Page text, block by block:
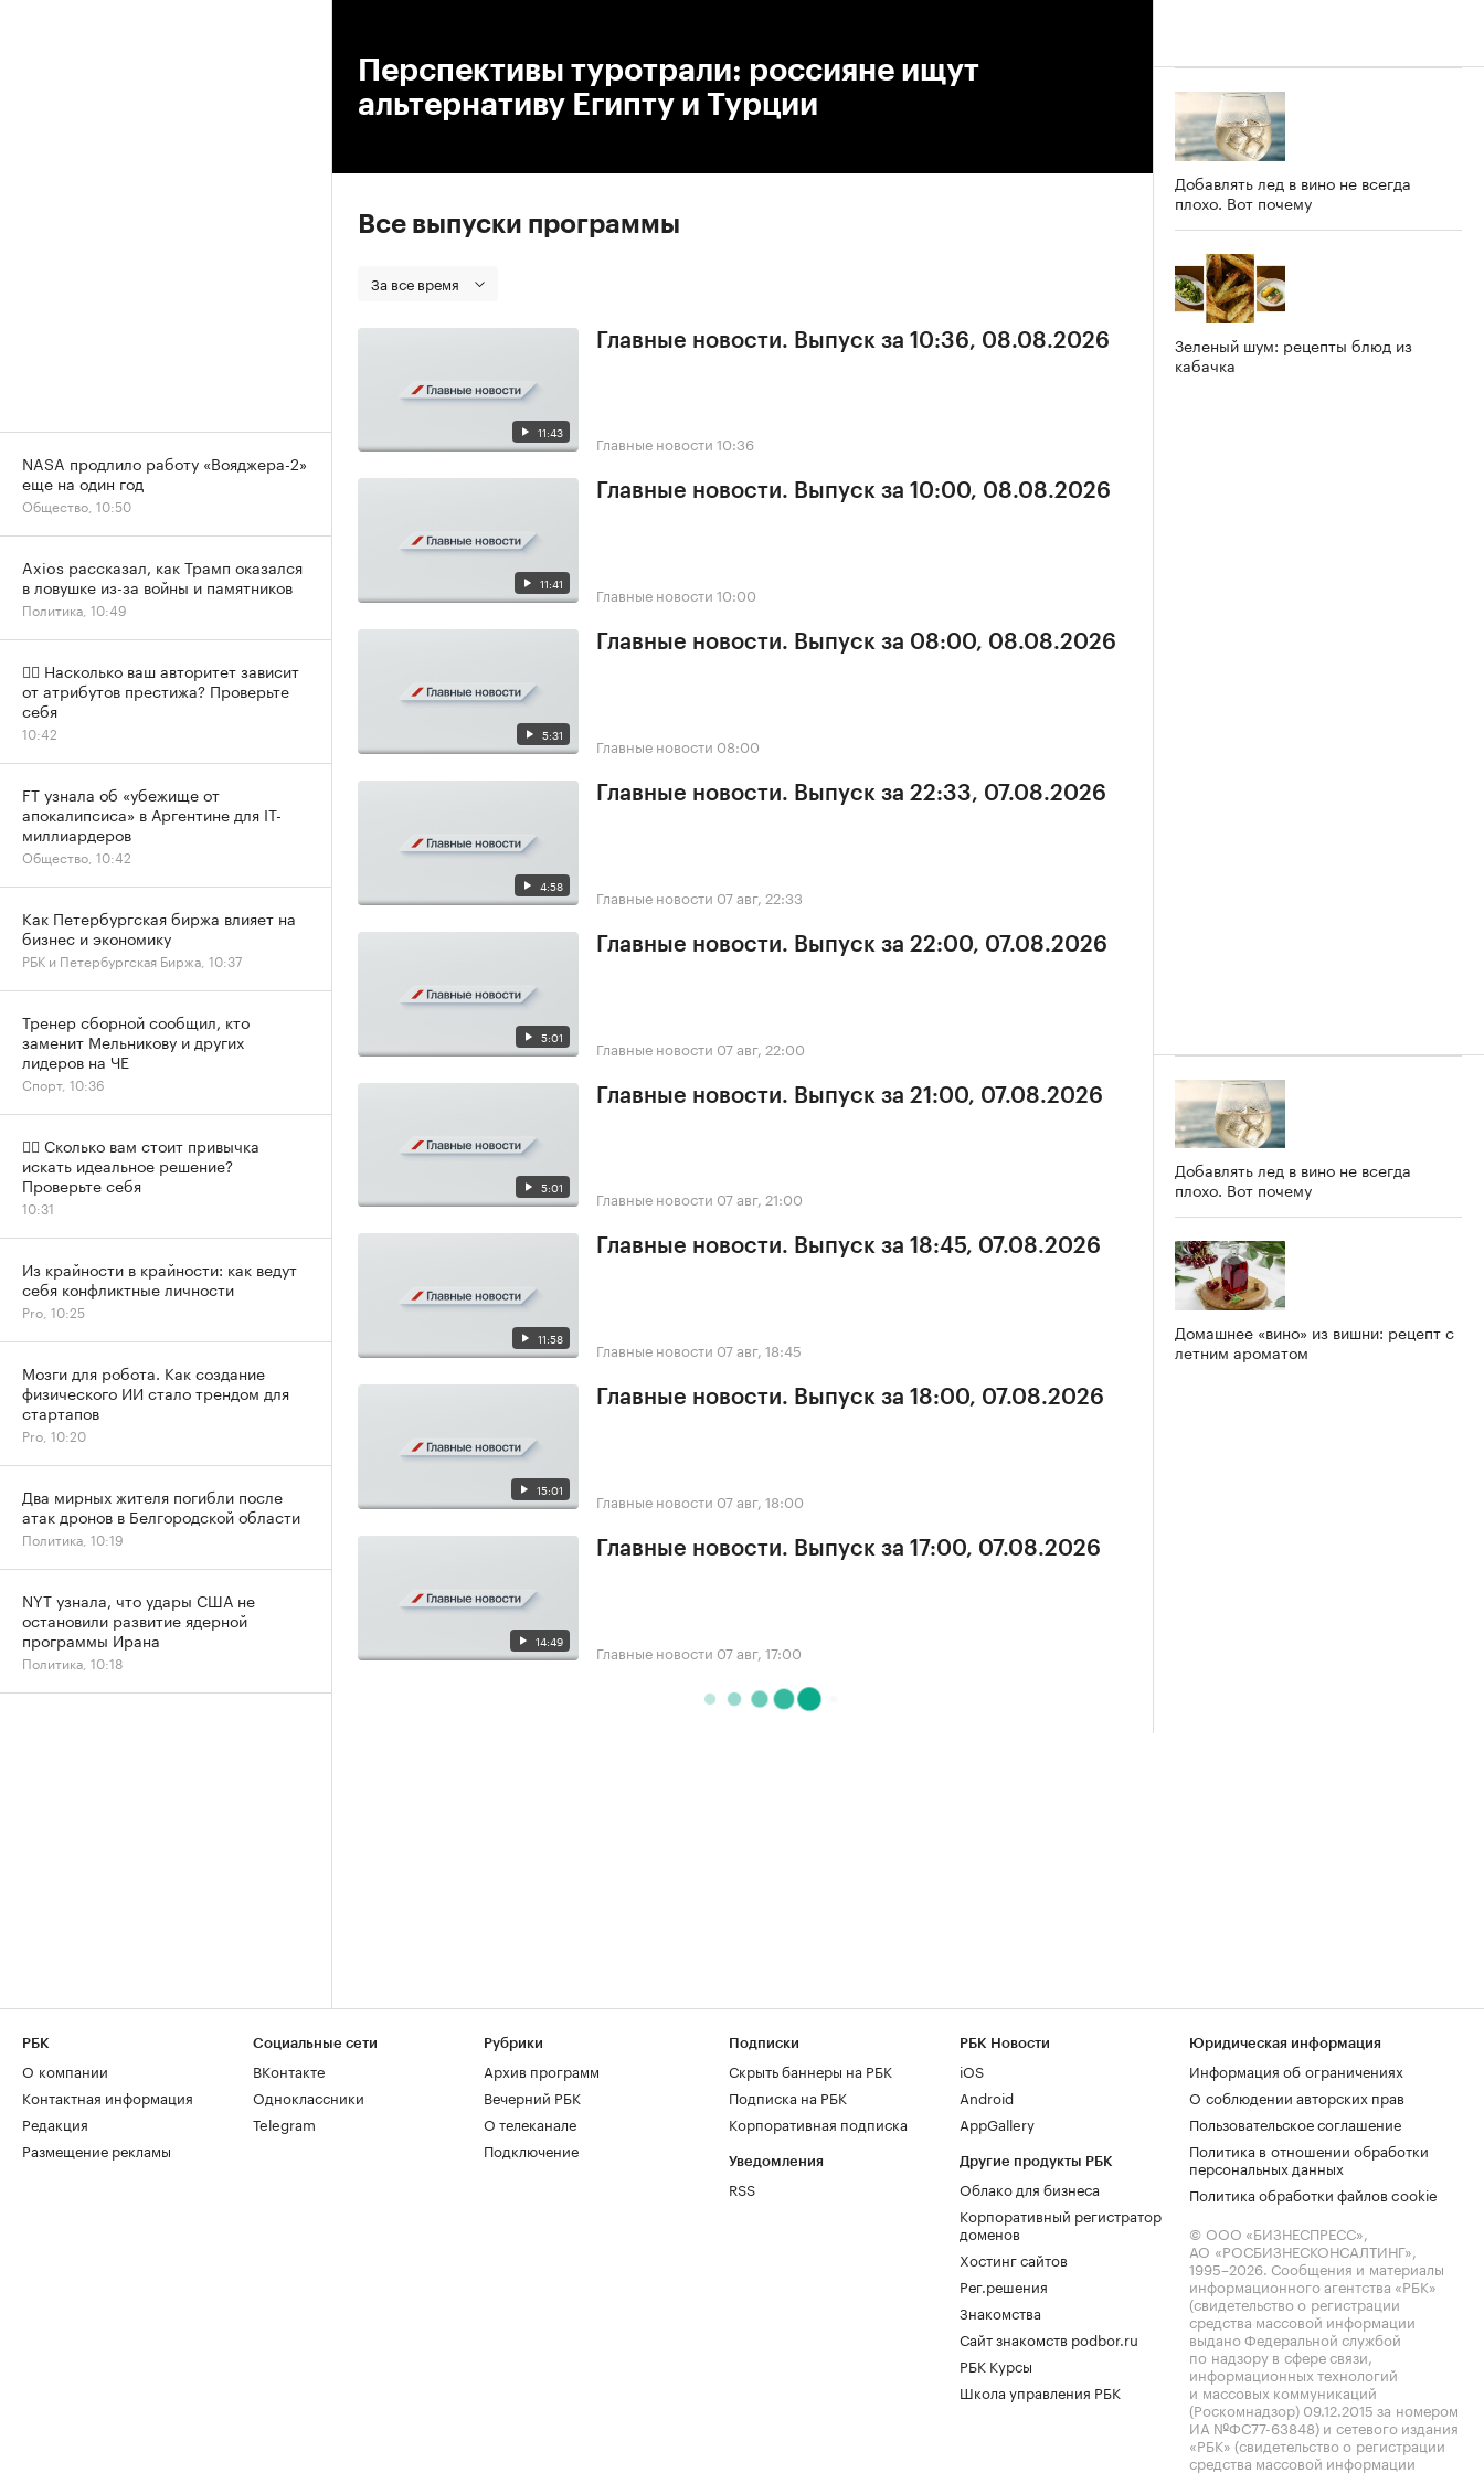
Перспективы туротрали: россияне ищут
альтернативу Египту и Турции
Все выпуски программы
За все время
11:43
Главные новости. Выпуск за 10:36, 08.08.2026
Главные новости 10:36
11:41
Главные новости. Выпуск за 10:00, 08.08.2026
Главные новости 10:00
5:31
Главные новости. Выпуск за 08:00, 08.08.2026
Главные новости 08:00
4:58
Главные новости. Выпуск за 22:33, 07.08.2026
Главные новости 07 авг, 22:33
5:01
Главные новости. Выпуск за 22:00, 07.08.2026
Главные новости 07 авг, 22:00
5:01
Главные новости. Выпуск за 21:00, 07.08.2026
Главные новости 07 авг, 21:00
11:58
Главные новости. Выпуск за 18:45, 07.08.2026
Главные новости 07 авг, 18:45
15:01
Главные новости. Выпуск за 18:00, 07.08.2026
Главные новости 07 авг, 18:00
14:49
Главные новости. Выпуск за 17:00, 07.08.2026
Главные новости 07 авг, 17:00
Добавлять лед в вино не всегда
плохо. Вот почему
Зеленый шум: рецепты блюд из
кабачка
Добавлять лед в вино не всегда
плохо. Вот почему
Домашнее «вино» из вишни: рецепт с
летним ароматом
NASA продлило работу «Вояджера-2»
еще на один год
Общество, 10:50
Axios рассказал, как Трамп оказался
в ловушке из-за войны и памятников
Политика, 10:49
✍🏻 Насколько ваш авторитет зависит
от атрибутов престижа? Проверьте
себя
10:42
FT узнала об «убежище от
апокалипсиса» в Аргентине для IT-
миллиардеров
Общество, 10:42
Как Петербургская биржа влияет на
бизнес и экономику
РБК и Петербургская Биржа, 10:37
Тренер сборной сообщил, кто
заменит Мельникову и других
лидеров на ЧЕ
Спорт, 10:36
✍🏻 Сколько вам стоит привычка
искать идеальное решение?
Проверьте себя
10:31
Из крайности в крайности: как ведут
себя конфликтные личности
Pro, 10:25
Мозги для робота. Как создание
физического ИИ стало трендом для
стартапов
Pro, 10:20
Два мирных жителя погибли после
атак дронов в Белгородской области
Политика, 10:19
NYT узнала, что удары США не
остановили развитие ядерной
программы Ирана
Политика, 10:18
РБК
О компании
Контактная информация
Редакция
Размещение рекламы
Социальные сети
ВКонтакте
Одноклассники
Telegram
Рубрики
Архив программ
Вечерний РБК
О телеканале
Подключение
Подписки
Скрыть баннеры на РБК
Подписка на РБК
Корпоративная подписка
Уведомления
RSS
РБК Новости
iOS
Android
AppGallery
Другие продукты РБК
Облако для бизнеса
Корпоративный регистратор
доменов
Хостинг сайтов
Рег.решения
Знакомства
Сайт знакомств podbor.ru
РБК Курсы
Школа управления РБК
Юридическая информация
Информация об ограничениях
О соблюдении авторских прав
Пользовательское соглашение
Политика в отношении обработки
персональных данных
Политика обработки файлов cookie
© ООО «БИЗНЕСПРЕСС»,
АО «РОСБИЗНЕСКОНСАЛТИНГ»,
1995–2026. Сообщения и материалы
информационного агентства «РБК»
(свидетельство о регистрации
средства массовой информации
выдано Федеральной службой
по надзору в сфере связи,
информационных технологий
и массовых коммуникаций
(Роскомнадзор) 09.12.2015 за номером
ИА №ФС77-63848) и сетевого издания
«РБК» (свидетельство о регистрации
средства массовой информации